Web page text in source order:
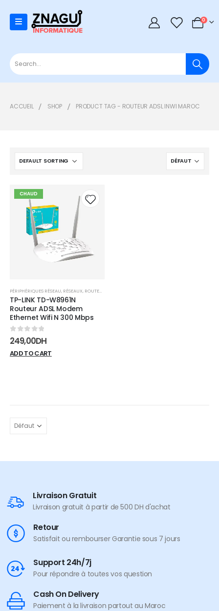
0 0
ACCUEIL SHOP PRODUCT TAG - ROUTEUR ADSL INWI MAROC
CHAUD
PÉRIPHÉRIQUES RÉSEAU, RÉSEAUX, ROUTEURS
TP-LINK TD-W8961N
Routeur ADSL Modem
Ethernet Wifi N 300 Mbps
0 sur 5
249,00DH
ADD TO CART
Livraison Gratuit
Livraison gratuit à partir de 500 DH d'achat
Retour
Satisfait ou rembourser Garantie sous 7 jours
Support 24h/7j
Pour répondre à toutes vos question
Cash On Delivery
Paiement à la livraison partout au Maroc